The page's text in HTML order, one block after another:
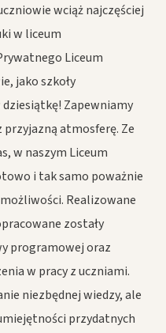
wciąż najczęściej
w liceum
Liceum
jako szkoły
Zapewniamy
atmosferę. Ze
w naszym Liceum
i tak samo poważnie
Realizowane
zostały
programowej oraz
w pracy z uczniami.
niezbędnej wiedzy, ale
przydatnych